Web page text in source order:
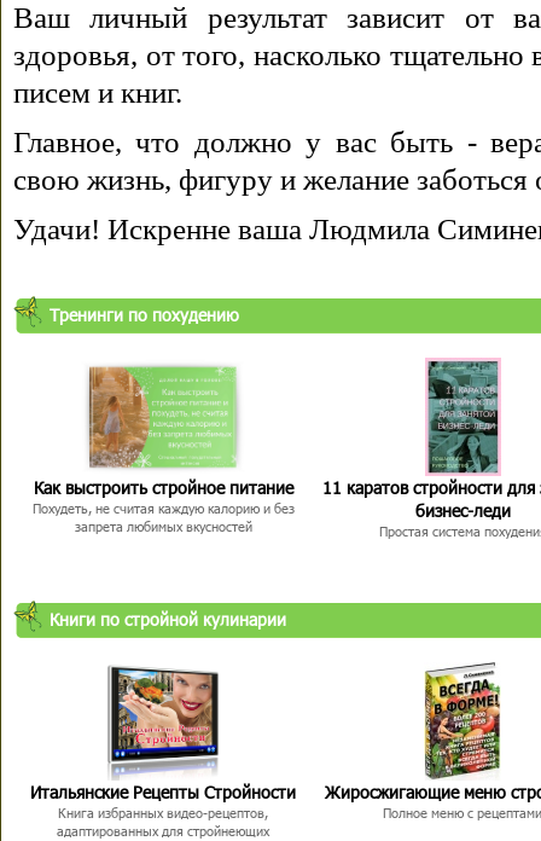
Ваш личный результат зависит от
здоровья, от того, насколько
писем и книг.
Главное, что должно у вас быть -
свою жизнь, фигуру и желание заботься
Удачи! Искренне ваша Людмила
Тренинги по похудению
Как выстроить стройное питание
Похудеть, не считая каждую калорию и без
запрета любимых вкусностей
11 каратов стройности для
бизнес-леди
Простая система
Книги по стройной кулинарии
Итальянские Рецепты Стройности
Книга избранных видео-рецептов,
адаптированных для стройнеющих
Жиросжигающие меню
Полное меню с рецептами